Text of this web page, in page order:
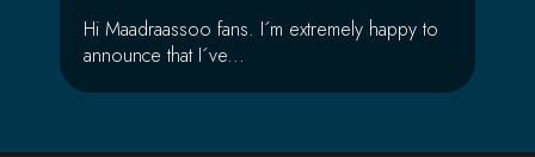
Hi Maadraassoo fans. I´m extremely happy to
announce that I´ve...